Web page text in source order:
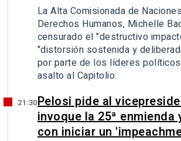
La Alta Comisionada de
Derechos Humanos, Michelle
censurado el "destructivo
"distorsión sostenida y
por parte de los líderes
asalto al Capitolio.
21:30Pelosi pide al
invoque la 25ª enmienda
con iniciar un